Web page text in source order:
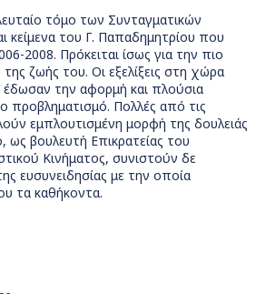
τόμο των Συνταγματικών
κείμενα του Γ. Παπαδημητρίου που
2008. Πρόκειται ίσως για την πιο
ζωής του. Οι εξελίξεις στη χώρα
έδωσαν την αφορμή και πλούσια
προβληματισμό. Πολλές από τις
εμπλουτισμένη μορφή της δουλειάς
ως βουλευτή Επικρατείας του
Κινήματος, συνιστούν δε
ευσυνειδησίας με την οποία
τα καθήκοντα.